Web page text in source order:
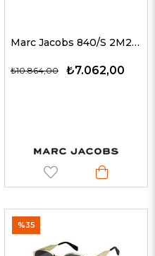
Marc Jacobs 840/S 2M29O 60 G Erkek Güneş Gözlükleri
₺7.062,00
₺10.864,00
%35